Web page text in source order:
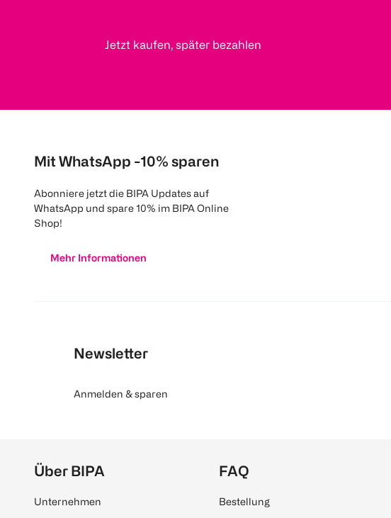
Jetzt kaufen, später bezahlen
Mit WhatsApp -10% sparen
Abonniere jetzt die BIPA Updates auf
WhatsApp und spare 10% im BIPA Online
Shop!
Mehr Informationen
Newsletter
Anmelden & sparen
Über BIPA
Unternehmen
FAQ
Bestellung